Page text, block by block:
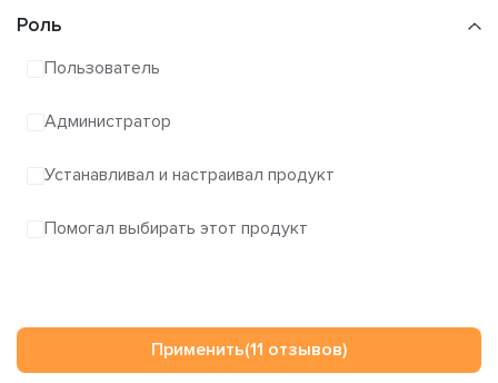
Роль
Пользователь
Администратор
Устанавливал и настраивал продукт
Помогал выбирать этот продукт
Применить(11 отзывов)